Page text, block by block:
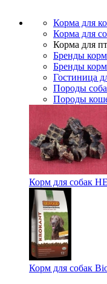
Корма для
Корма для
Корма для
Бренды
Бренды
Гостиница
Породы
Породы
Корм для собак
Корм для собак